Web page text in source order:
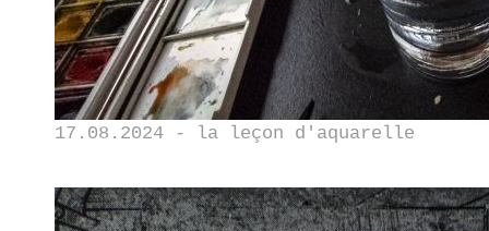
17.08.2024 - la leçon d'aquarelle